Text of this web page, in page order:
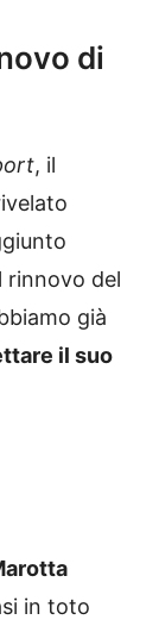
di
, il
rinnovo del
già
il suo
in toto